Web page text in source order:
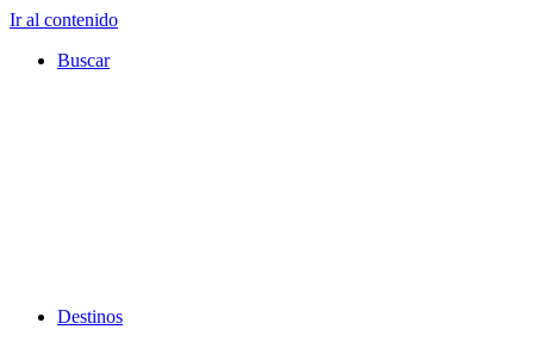
Ir al contenido
Buscar
Destinos